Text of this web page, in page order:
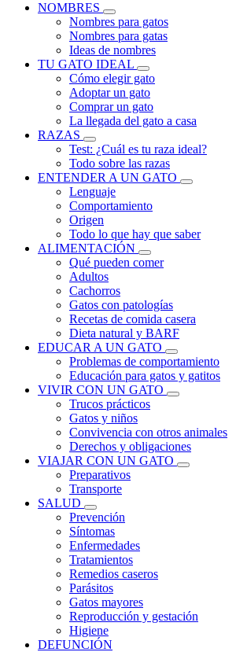
NOMBRES
Nombres para gatos
Nombres para gatas
Ideas de nombres
TU GATO IDEAL
Cómo elegir gato
Adoptar un gato
Comprar un gato
La llegada del gato a casa
RAZAS
Test: ¿Cuál es tu raza ideal?
Todo sobre las razas
ENTENDER A UN GATO
Lenguaje
Comportamiento
Origen
Todo lo que hay que saber
ALIMENTACIÓN
Qué pueden comer
Adultos
Cachorros
Gatos con patologías
Recetas de comida casera
Dieta natural y BARF
EDUCAR A UN GATO
Problemas de comportamiento
Educación para gatos y gatitos
VIVIR CON UN GATO
Trucos prácticos
Gatos y niños
Convivencia con otros animales
Derechos y obligaciones
VIAJAR CON UN GATO
Preparativos
Transporte
SALUD
Prevención
Síntomas
Enfermedades
Tratamientos
Remedios caseros
Parásitos
Gatos mayores
Reproducción y gestación
Higiene
DEFUNCIÓN